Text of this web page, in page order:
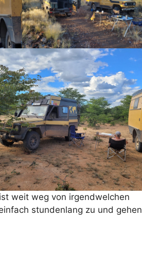
weit weg von irgendwelchen
stundenlang zu und gehen